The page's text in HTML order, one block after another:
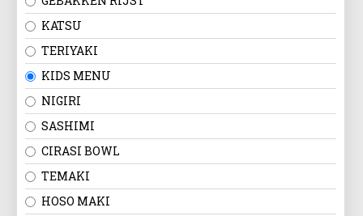
KATSU
TERIYAKI
KIDS MENU
NIGIRI
SASHIMI
CIRASI BOWL
TEMAKI
HOSO MAKI